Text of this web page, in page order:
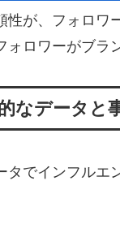
性が、フォロワ
ォロワーがブラ
なデータと
タでインフルエ